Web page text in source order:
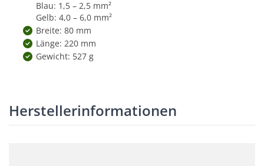
Blau: 1,5 – 2,5 mm²
Gelb: 4,0 – 6,0 mm²
Breite: 80 mm
Länge: 220 mm
Gewicht: 527 g
Herstellerinformationen